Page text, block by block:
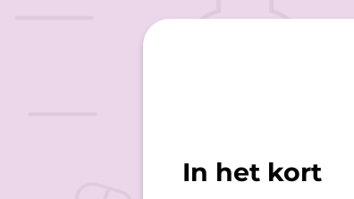
In het kort